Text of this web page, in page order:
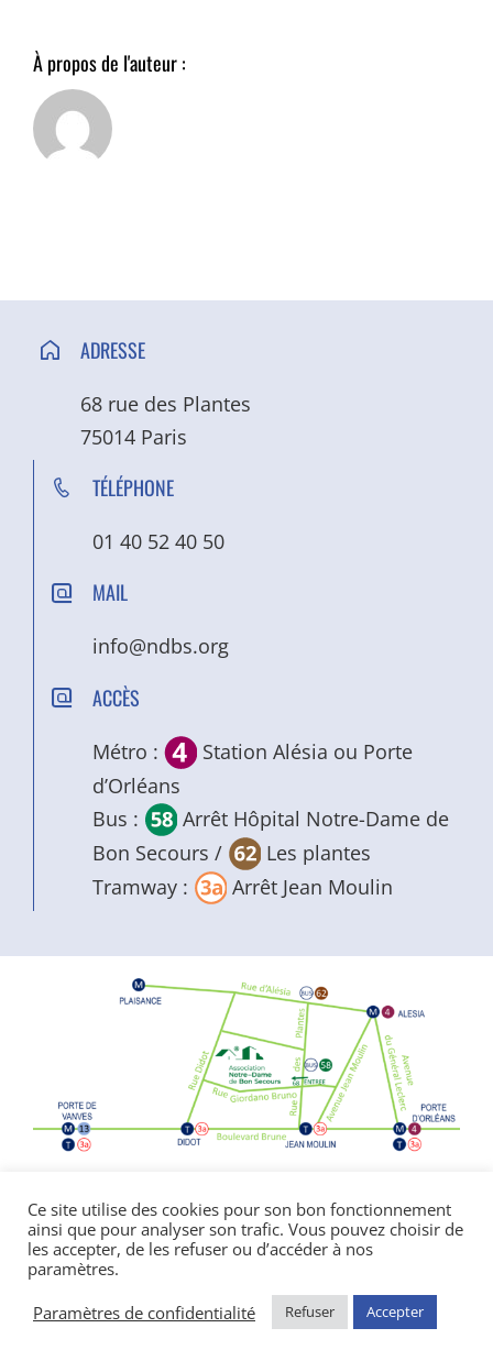
À propos de l'auteur :
ADRESSE
68 rue des Plantes
75014 Paris
TÉLÉPHONE
01 40 52 40 50
MAIL
info@ndbs.org
ACCÈS
Métro :
Station Alésia ou Porte
d’Orléans
Bus :
Arrêt Hôpital Notre-Dame de
Bon Secours /
Les plantes
Tramway :
Arrêt Jean Moulin
Politique de confidentialité|Mentions
légales
© Copyright Notre Dame de Bon Secours
2026 | réalisé par l’
CDKIT
Ce site utilise des cookies pour son bon fonctionnement
ainsi que pour analyser son trafic. Vous pouvez choisir de
les accepter, de les refuser ou d’accéder à nos
paramètres.
Paramètres de confidentialité
Refuser Accepter